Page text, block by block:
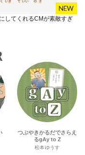
してくれるCMが素敵すぎ
つぶやきかるだでさらえ
るgAy to Z
松本ゆうす